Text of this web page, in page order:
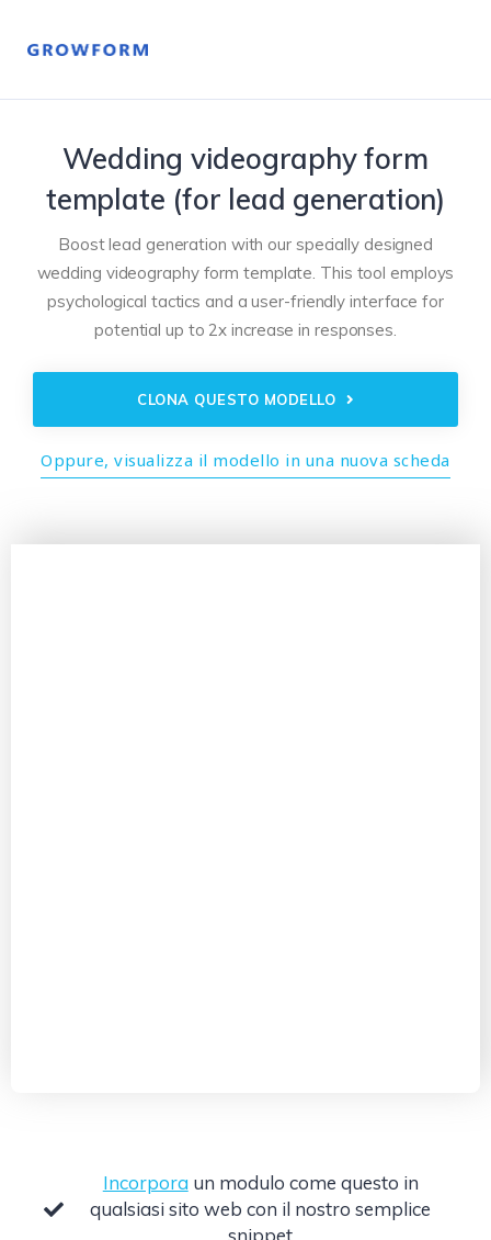
Wedding videography form
template (for lead generation)
Boost lead generation with our specially designed
wedding videography form template. This tool employs
psychological tactics and a user-friendly interface for
potential up to 2x increase in responses.
CLONA QUESTO MODELLO
Oppure, visualizza il modello in una nuova scheda
Incorpora un modulo come questo in
qualsiasi sito web con il nostro semplice
snippet